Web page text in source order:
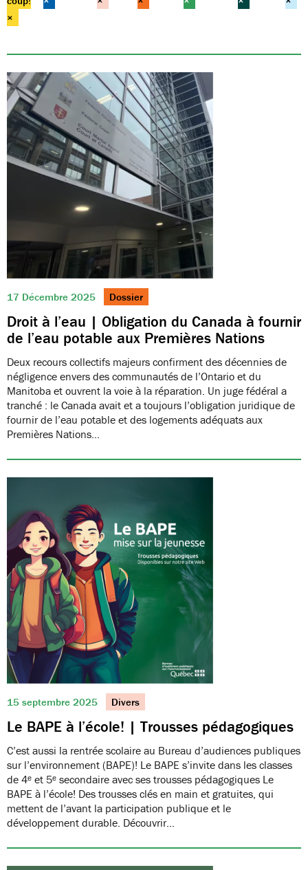
17 Décembre 2025 Dossier
Droit à l’eau | Obligation du Canada à fournir
de l’eau potable aux Premières Nations
Deux recours collectifs majeurs confirment des décennies de
négligence envers des communautés de l’Ontario et du
Manitoba et ouvrent la voie à la réparation. Un juge fédéral a
tranché : le Canada avait et a toujours l’obligation juridique de
fournir de l’eau potable et des logements adéquats aux
Premières Nations…
15 septembre 2025 Divers
Le BAPE à l’école! | Trousses pédagogiques
C’est aussi la rentrée scolaire au Bureau d’audiences publiques
sur l’environnement (BAPE)! Le BAPE s’invite dans les classes
de 4ᵉ et 5ᵉ secondaire avec ses trousses pédagogiques Le
BAPE à l’école! Des trousses clés en main et gratuites, qui
mettent de l’avant la participation publique et le
développement durable. Découvrir…
×